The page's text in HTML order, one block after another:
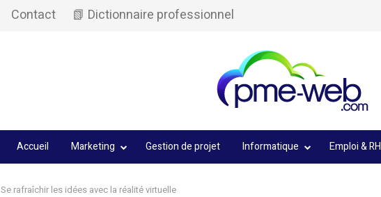
Contact 📗 Dictionnaire professionnel
Accueil Marketing Gestion de projet Informatique Emploi & RH
Se rafraîchir les idées avec la réalité virtuelle